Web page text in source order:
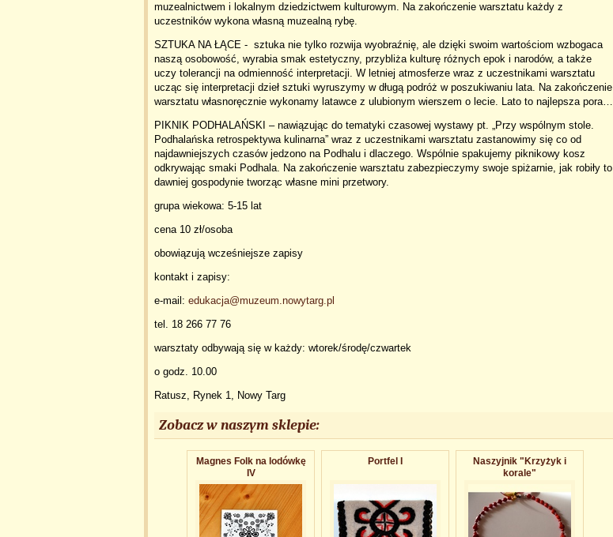
muzealnictwem i lokalnym dziedzictwem kulturowym. Na zakończenie warsztatu każdy z
uczestników wykona własną muzealną rybę.
SZTUKA NA ŁĄCE - sztuka nie tylko rozwija wyobraźnię, ale dzięki swoim wartościom wzbogaca
naszą osobowość, wyrabia smak estetyczny, przybliża kulturę różnych epok i narodów, a także
uczy tolerancji na odmienność interpretacji. W letniej atmosferze wraz z uczestnikami warsztatu
ucząc się interpretacji dzieł sztuki wyruszymy w długą podróż w poszukiwaniu lata. Na zakończenie
warsztatu własnoręcznie wykonamy latawce z ulubionym wierszem o lecie. Lato to najlepsza pora…
PIKNIK PODHALAŃSKI – nawiązując do tematyki czasowej wystawy pt. „Przy wspólnym stole.
Podhalańska retrospektywa kulinarna” wraz z uczestnikami warsztatu zastanowimy się co od
najdawniejszych czasów jedzono na Podhalu i dlaczego. Wspólnie spakujemy piknikowy kosz
odkrywając smaki Podhala. Na zakończenie warsztatu zabezpieczymy swoje spiżarnie, jak robiły to
dawniej gospodynie tworząc własne mini przetwory.
grupa wiekowa: 5-15 lat
cena 10 zł/osoba
obowiązują wcześniejsze zapisy
kontakt i zapisy:
e-mail: edukacja@muzeum.nowytarg.pl
tel. 18 266 77 76
warsztaty odbywają się w każdy: wtorek/środę/czwartek
o godz. 10.00
Ratusz, Rynek 1, Nowy Targ
Zobacz w naszym sklepie:
Magnes Folk na lodówkę
IV
Portfel I
Naszyjnik "Krzyżyk i
korale"